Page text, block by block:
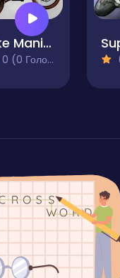
Bike Mania 2
0 (0 Голосів)